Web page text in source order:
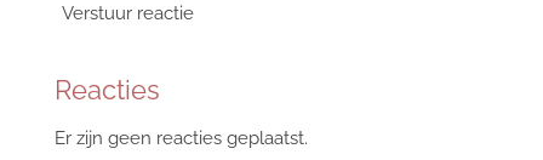
Verstuur reactie
Reacties
Er zijn geen reacties geplaatst.